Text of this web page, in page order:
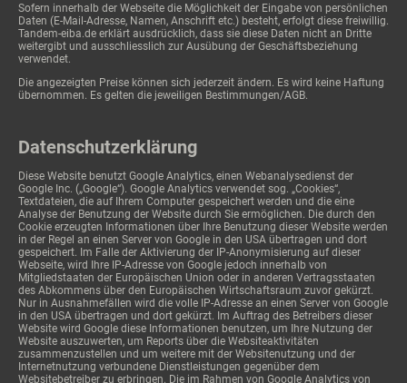
Sofern innerhalb der Webseite die Möglichkeit der Eingabe von persönlichen
Daten (E-Mail-Adresse, Namen, Anschrift etc.) besteht, erfolgt diese freiwillig.
Tandem-eiba.de erklärt ausdrücklich, dass sie diese Daten nicht an Dritte
weitergibt und ausschliesslich zur Ausübung der Geschäftsbeziehung
verwendet.
Die angezeigten Preise können sich jederzeit ändern. Es wird keine Haftung
übernommen. Es gelten die jeweiligen Bestimmungen/AGB.
Datenschutzerklärung
Diese Website benutzt Google Analytics, einen Webanalysedienst der
Google Inc. („Google“). Google Analytics verwendet sog. „Cookies“,
Textdateien, die auf Ihrem Computer gespeichert werden und die eine
Analyse der Benutzung der Website durch Sie ermöglichen. Die durch den
Cookie erzeugten Informationen über Ihre Benutzung dieser Website werden
in der Regel an einen Server von Google in den USA übertragen und dort
gespeichert. Im Falle der Aktivierung der IP-Anonymisierung auf dieser
Webseite, wird Ihre IP-Adresse von Google jedoch innerhalb von
Mitgliedstaaten der Europäischen Union oder in anderen Vertragsstaaten
des Abkommens über den Europäischen Wirtschaftsraum zuvor gekürzt.
Nur in Ausnahmefällen wird die volle IP-Adresse an einen Server von Google
in den USA übertragen und dort gekürzt. Im Auftrag des Betreibers dieser
Website wird Google diese Informationen benutzen, um Ihre Nutzung der
Website auszuwerten, um Reports über die Websiteaktivitäten
zusammenzustellen und um weitere mit der Websitenutzung und der
Internetnutzung verbundene Dienstleistungen gegenüber dem
Websitebetreiber zu erbringen. Die im Rahmen von Google Analytics von